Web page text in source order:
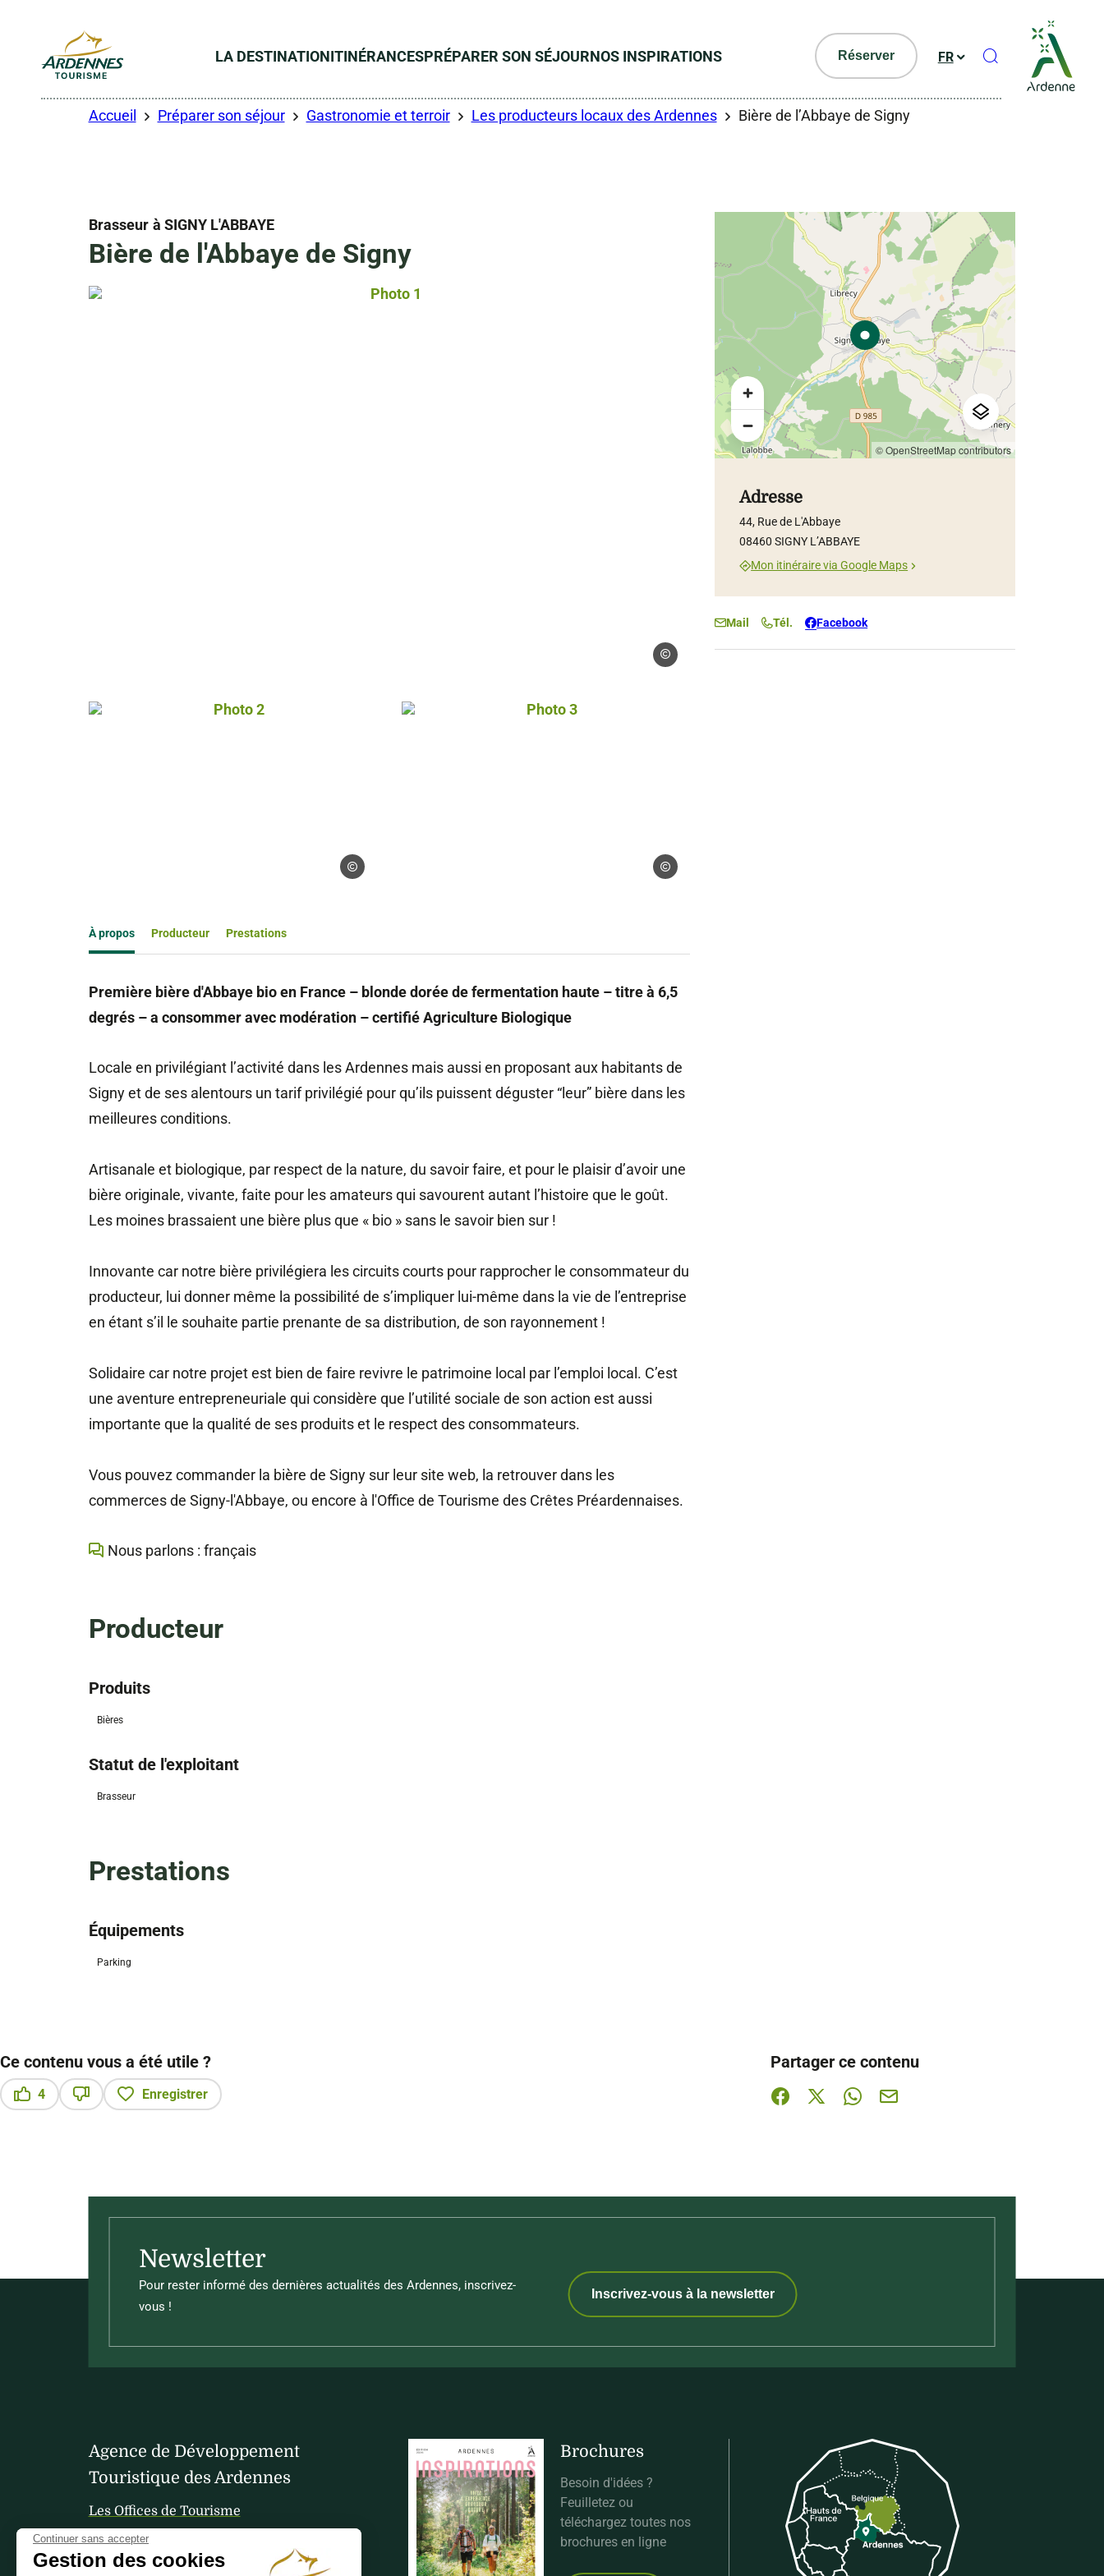
LA DESTINATIONITINÉRANCESPRÉPARER SON SÉJOURNOS INSPIRATIONS Réserver FR Ouvrir le
Accueil Préparer son séjour Gastronomie et terroir Les producteurs locaux des Ardennes Bière de l’Abbaye de Signy
Brasseur à SIGNY L'ABBAYE
Bière de l'Abbaye de Signy
Photo 1, © Droits gérés – OTCP
Droits gérés – OTCP
Photo 2, © Droits libres
Droits libres
Photo 3, © Droits gérés
Droits gérés
À propos Producteur Prestations
Première bière d'Abbaye bio en France – blonde dorée de fermentation haute – titre à 6,5
degrés – a consommer avec modération – certifié Agriculture Biologique
Locale en privilégiant l’activité dans les Ardennes mais aussi en proposant aux habitants de
Signy et de ses alentours un tarif privilégié pour qu’ils puissent déguster “leur” bière dans les
meilleures conditions.
Artisanale et biologique, par respect de la nature, du savoir faire, et pour le plaisir d’avoir une
bière originale, vivante, faite pour les amateurs qui savourent autant l’histoire que le goût.
Les moines brassaient une bière plus que « bio » sans le savoir bien sur !
Innovante car notre bière privilégiera les circuits courts pour rapprocher le consommateur du
producteur, lui donner même la possibilité de s’impliquer lui-même dans la vie de l’entreprise
en étant s’il le souhaite partie prenante de sa distribution, de son rayonnement !
Solidaire car notre projet est bien de faire revivre le patrimoine local par l’emploi local. C’est
une aventure entrepreneuriale qui considère que l’utilité sociale de son action est aussi
importante que la qualité de ses produits et le respect des consommateurs.
Vous pouvez commander la bière de Signy sur leur site web, la retrouver dans les
commerces de Signy-l'Abbaye, ou encore à l'Office de Tourisme des Crêtes Préardennaises.
Nous parlons : français
Producteur
Produits
Bières
Statut de l'exploitant
Brasseur
Prestations
Équipements
Parking
© OpenStreetMap contributors
Adresse
44, Rue de L'Abbaye
08460 SIGNY L’ABBAYE
Mon itinéraire via Google Maps
Mail Tél. Facebook
Ce contenu vous a été utile ?
4 Enregistrer
Partager ce contenu
Partager sur Facebook (nouvelle fenêtre)
Partager sur X / Twitter (nouvelle fenêtre)
Partager sur WhatsApp
Partager par mail
Newsletter
Pour rester informé des dernières actualités des Ardennes, inscrivez-
vous !
Inscrivez-vous à la newsletter
Agence de Développement
Touristique des Ardennes
Les Offices de Tourisme
Votre avis nous interesse
Brochures
Besoin d'idées ?
Feuilletez ou
téléchargez toutes nos
brochures en ligne
Continuer sans accepter
Gestion des cookies